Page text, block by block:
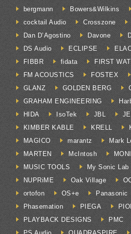
bergmann
Bowers&Wilkins
cocktail Audio
Crosszone
Dan D’Agostino
Davone
DS Audio
ECLIPSE
FIBBR
fidata
FIRST
FM ACOUSTICS
FOSTEX
GLANZ
GOLDEN BERG
GRAHAM ENGINEERING
HIDA
IsoTek JBL
KIMBER KABLE
KRELL
MAGICO
marantz
Mark
MARTEN
McIntosh
MUSIC TOOLS
My Sonic Lab
NUPRiME
Oak Village
ortofon
OS+e Panasonic
Phasemation
PIEGA
PLAYBACK DESIGNS
PMC